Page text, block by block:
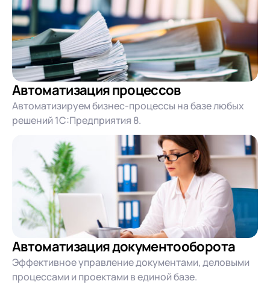
Автоматизация процессов
Автоматизируем бизнес-процессы на базе любых
решений 1С:Предприятия 8.
Автоматизация документооборота
Эффективное управление документами, деловыми
процессами и проектами в единой базе.